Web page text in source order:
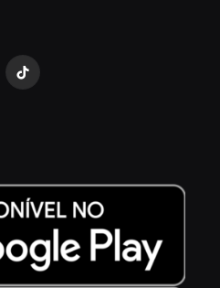
TikTok